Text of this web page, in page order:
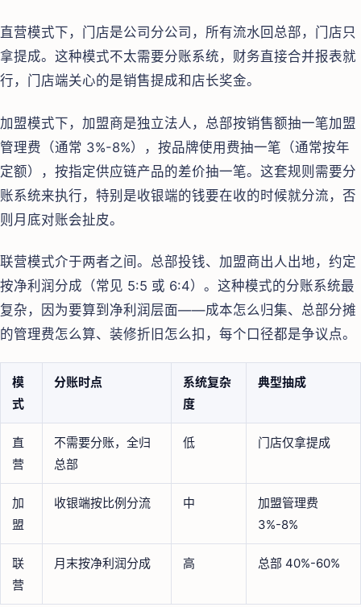
直营模式下，门店是公司分公司，所有流水回总部，门店只
拿提成。这种模式不太需要分账系统，财务直接合并报表就
行，门店端关心的是销售提成和店长奖金。
加盟模式下，加盟商是独立法人，总部按销售额抽一笔加盟
管理费（通常 3%-8%），按品牌使用费抽一笔（通常按年
定额），按指定供应链产品的差价抽一笔。这套规则需要分
账系统来执行，特别是收银端的钱要在收的时候就分流，否
则月底对账会扯皮。
联营模式介于两者之间。总部投钱、加盟商出人出地，约定
按净利润分成（常见 5:5 或 6:4）。这种模式的分账系统最
复杂，因为要算到净利润层面——成本怎么归集、总部分摊
的管理费怎么算、装修折旧怎么扣，每个口径都是争议点。
模
式
分账时点
系统复杂
度
典型抽成
直
营
不需要分账，全归
总部
低 门店仅拿提成
加
盟
收银端按比例分流 中
加盟管理费
3%-8%
联
营
月末按净利润分成 高 总部 40%-60%